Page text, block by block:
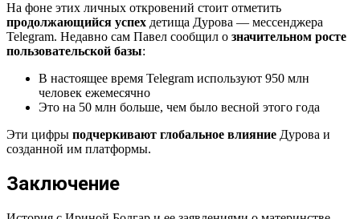
На фоне этих личных откровений стоит отметить
продолжающийся успех детища Дурова — мессенджера
Telegram. Недавно сам Павел сообщил о значительном росте
пользовательской базы:
В настоящее время Telegram используют 950 млн
человек ежемесячно
Это на 50 млн больше, чем было весной этого года
Эти цифры подчеркивают глобальное влияние Дурова и
созданной им платформы.
Заключение